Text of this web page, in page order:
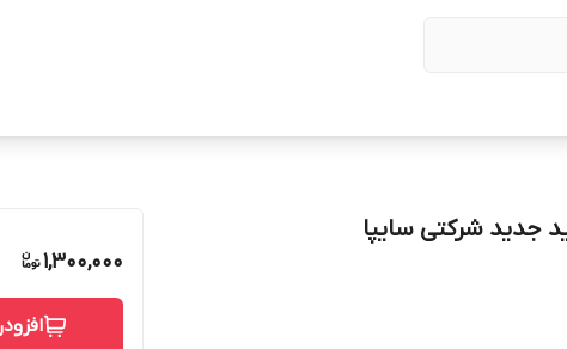
جدید شرکتی سایپا
1,300,000